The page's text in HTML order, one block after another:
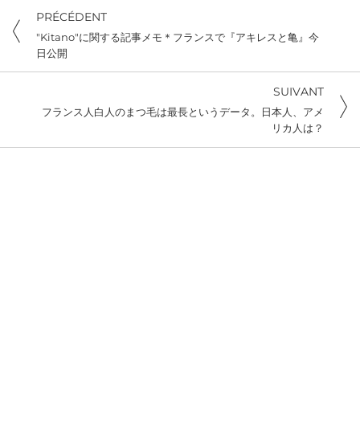
PRÉCÉDENT
"Kitano"に関する記事メモ＊フランスで『アキレスと亀』今
日公開
SUIVANT
フランス人白人のまつ毛は最長というデータ。日本人、アメ
リカ人は？